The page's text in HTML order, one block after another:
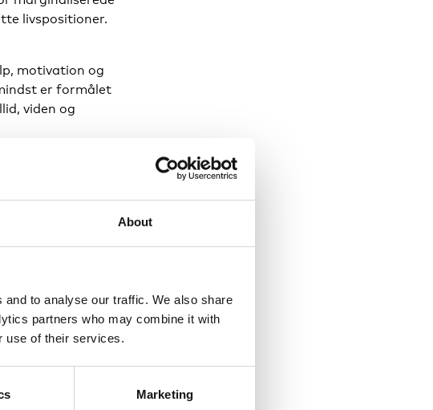
About
to analyse our traffic. We also share
partners who may combine it with
use of their services.
Marketing
livspositioner.
motivation og
er formålet
viden og